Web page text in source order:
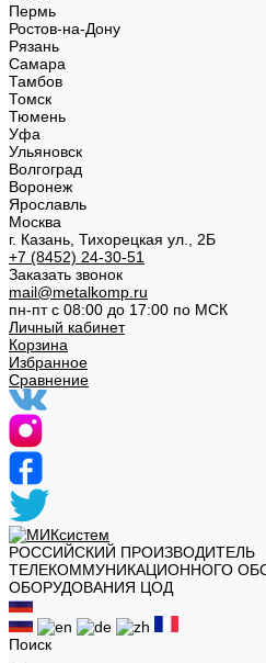
Пермь
Ростов-на-Дону
Рязань
Самара
Тамбов
Томск
Тюмень
Уфа
Ульяновск
Волгоград
Воронеж
Ярославль
Москва
г. Казань, Тихорецкая ул., 2Б
+7 (8452) 24-30-51
Заказать звонок
mail@metalkomp.ru
пн-пт с 08:00 до 17:00 по МСК
Личный кабинет
Корзина
Избранное
Сравнение
РОССИЙСКИЙ ПРОИЗВОДИТЕЛЬ
ТЕЛЕКОММУНИКАЦИОННОГО
ОБОРУДОВАНИЯ ЦОД
Поиск